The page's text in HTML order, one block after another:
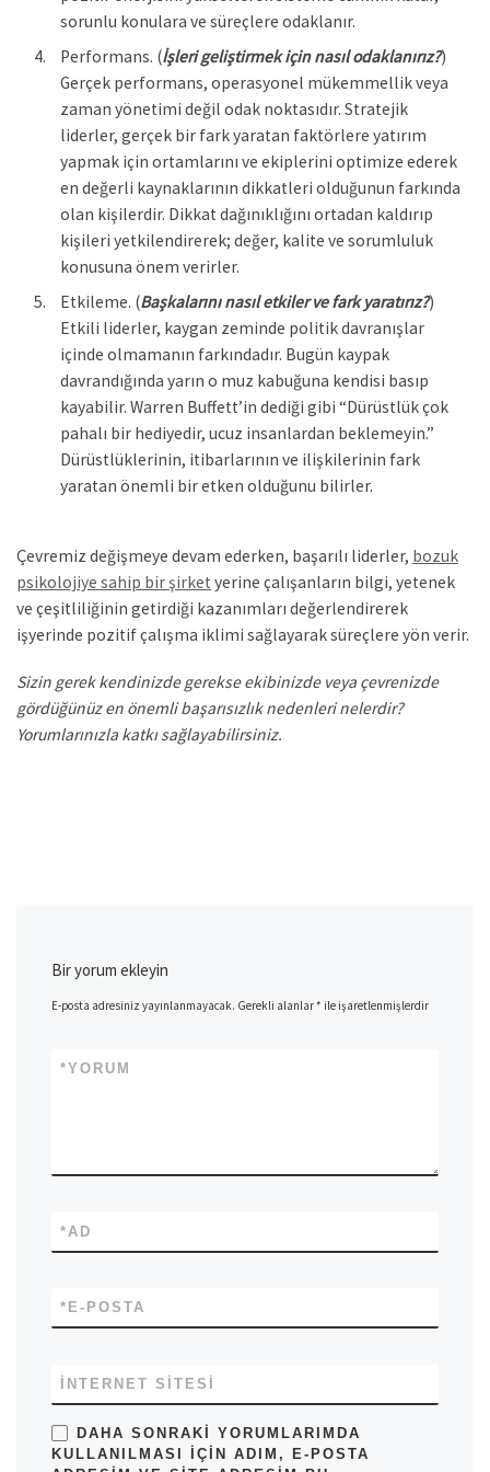
sorunlu konulara ve süreçlere odaklanır.
Performans. (İşleri geliştirmek için nasıl odaklanırız?)
Gerçek performans, operasyonel mükemmellik veya
zaman yönetimi değil odak noktasıdır. Stratejik
liderler, gerçek bir fark yaratan faktörlere yatırım
yapmak için ortamlarını ve ekiplerini optimize ederek
en değerli kaynaklarının dikkatleri olduğunun farkında
olan kişilerdir. Dikkat dağınıklığını ortadan kaldırıp
kişileri yetkilendirerek; değer, kalite ve sorumluluk
konusuna önem verirler.
Etkileme. (Başkalarını nasıl etkiler ve fark yaratırız?)
Etkili liderler, kaygan zeminde politik davranışlar
içinde olmamanın farkındadır. Bugün kaypak
davrandığında yarın o muz kabuğuna kendisi basıp
kayabilir. Warren Buffett’in dediği gibi “Dürüstlük çok
pahalı bir hediyedir, ucuz insanlardan beklemeyin.”
Dürüstlüklerinin, itibarlarının ve ilişkilerinin fark
yaratan önemli bir etken olduğunu bilirler.
Çevremiz değişmeye devam ederken, başarılı liderler, bozuk
psikolojiye sahip bir şirket yerine çalışanların bilgi, yetenek
ve çeşitliliğinin getirdiği kazanımları değerlendirerek
işyerinde pozitif çalışma iklimi sağlayarak süreçlere yön verir.
Sizin gerek kendinizde gerekse ekibinizde veya çevrenizde
gördüğünüz en önemli başarısızlık nedenleri nelerdir?
Yorumlarınızla katkı sağlayabilirsiniz.
Bir yorum ekleyin
E-posta adresiniz yayınlanmayacak. Gerekli alanlar* ile işaretlenmişlerdir
YORUM
*
AD
*
E-POSTA
*
İNTERNET SITESI
DAHA SONRAKI YORUMLARIMDA
KULLANILMASI IÇIN ADIM, E-POSTA